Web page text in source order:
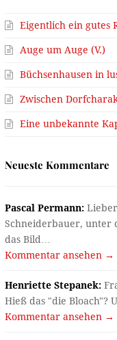
Eigentlich ein gutes
Auge um Auge (V.)
Büchsenhausen in
Zwischen
Eine unbekannte
Neueste Kommentare
Pascal Permann:
Schneiderbauer, unter
das Bild…
Kommentar ansehen →
Henriette Stepanek:
Hieß das "die Bloach"?
Kommentar ansehen →